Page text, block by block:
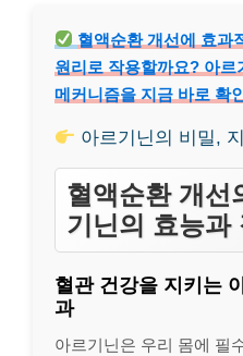
혈액순환 개선에 효과
원리로 작용할까요? 아
메커니즘을 지금 바로 확
아르기닌의 비밀,
혈액순환 개선
기닌의 효능과
혈관 건강을 지키는
과
아르기닌은 우리 몸에 필